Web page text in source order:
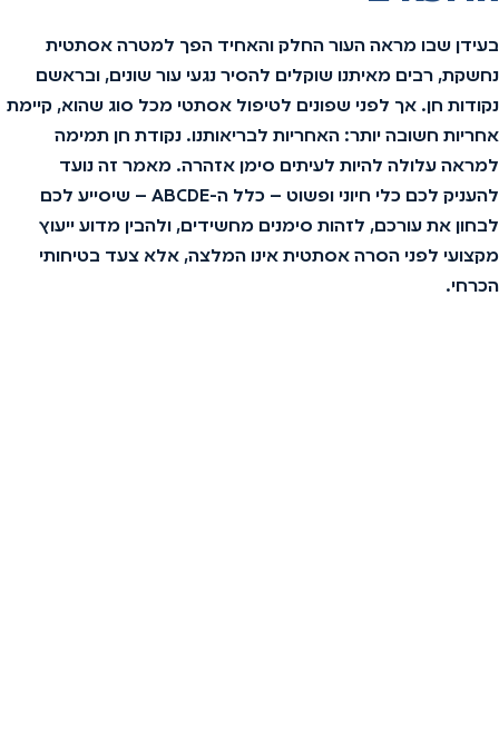
בעידן שבו מראה העור החלק והאחיד הפך למטרה אסתטית
נחשקת, רבים מאיתנו שוקלים להסיר נגעי עור שונים, ובראשם
נקודות חן. אך לפני שפונים לטיפול אסתטי מכל סוג שהוא, קיימת
אחריות חשובה יותר: האחריות לבריאותנו. נקודת חן תמימה
למראה עלולה להיות לעיתים סימן אזהרה. מאמר זה נועד
להעניק לכם כלי חיוני ופשוט – כלל ה-ABCDE – שיסייע לכם
לבחון את עורכם, לזהות סימנים מחשידים, ולהבין מדוע ייעוץ
מקצועי לפני הסרה אסתטית אינו המלצה, אלא צעד בטיחותי
הכרחי.